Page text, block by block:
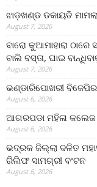
ଝାଡ଼ଖଣ୍ଡ ଡକାୟତି
August 7, 2026
ବାରୋ କୁଆମାହାରା
ବାଲି ବସ୍ତା, ଘାଇ
August 7, 2026
ଭଣ୍ଡାରିପୋଖରୀ ବିଜେପିର
August 6, 2026
ଆଗରପଡା ମହିଳା
August 6, 2026
ଭଦ୍ରକ ଜିଲ୍ଲା ଦଳିତ
ରିଲିଫ ସାମଗ୍ରୀ ବଂଟନ
August 6, 2026